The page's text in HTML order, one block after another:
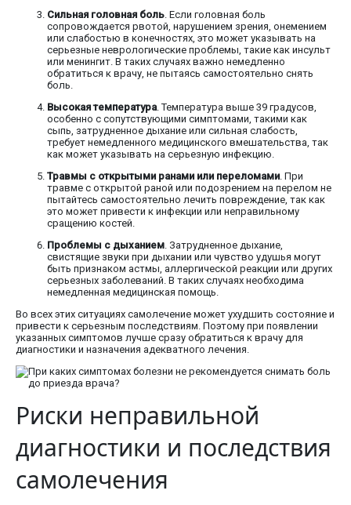
Сильная головная боль. Если головная боль
сопровождается рвотой, нарушением зрения, онемением
или слабостью в конечностях, это может указывать на
серьезные неврологические проблемы, такие как инсульт
или менингит. В таких случаях важно немедленно
обратиться к врачу, не пытаясь самостоятельно снять
боль.
Высокая температура. Температура выше 39 градусов,
особенно с сопутствующими симптомами, такими как
сыпь, затрудненное дыхание или сильная слабость,
требует немедленного медицинского вмешательства, так
как может указывать на серьезную инфекцию.
Травмы с открытыми ранами или переломами. При
травме с открытой раной или подозрением на перелом не
пытайтесь самостоятельно лечить повреждение, так как
это может привести к инфекции или неправильному
сращению костей.
Проблемы с дыханием. Затрудненное дыхание,
свистящие звуки при дыхании или чувство удушья могут
быть признаком астмы, аллергической реакции или других
серьезных заболеваний. В таких случаях необходима
немедленная медицинская помощь.
Во всех этих ситуациях самолечение может ухудшить состояние и
привести к серьезным последствиям. Поэтому при появлении
указанных симптомов лучше сразу обратиться к врачу для
диагностики и назначения адекватного лечения.
Риски неправильной
диагностики и последствия
самолечения